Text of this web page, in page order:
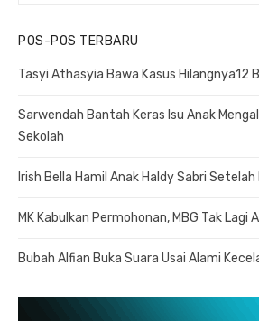
POS-POS TERBARU
Tasyi Athasyia Bawa Kasus Hilangnya12
Sarwendah Bantah Keras Isu Anak
Sekolah
Irish Bella Hamil Anak Haldy Sabri Setelah
MK Kabulkan Permohonan, MBG Tak Lagi
Bubah Alfian Buka Suara Usai Alami